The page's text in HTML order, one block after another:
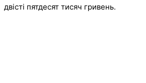
двісті пятдесят тисяч гривень.